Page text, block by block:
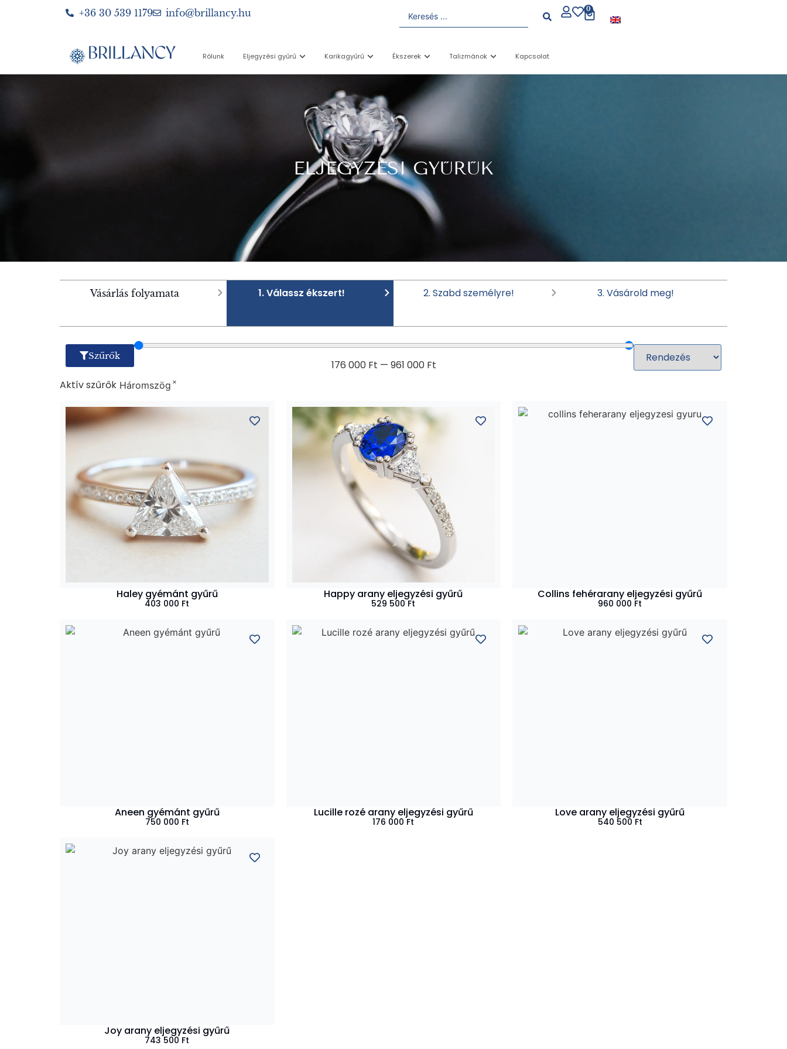
+36 30 539 1179 info@brillancy.hu 0
Rólunk Eljegyzési gyűrű Karikagyűrű Ékszerek Talizmánok Kapcsolat
ELJEGYZÉSI GYŰRŰK
Vásárlás folyamata 1. Válassz ékszert! 2. Szabd személyre! 3. Vásárold meg!
Szűrők
176 000 Ft — 961 000 Ft
Aktív szűrők Háromszög ×
Haley gyémánt gyűrű
403 000 Ft
Happy arany eljegyzési gyűrű
529 500 Ft
Collins fehérarany eljegyzési gyűrű
960 000 Ft
Aneen gyémánt gyűrű
750 000 Ft
Lucille rozé arany eljegyzési gyűrű
176 000 Ft
Love arany eljegyzési gyűrű
540 500 Ft
Joy arany eljegyzési gyűrű
743 500 Ft